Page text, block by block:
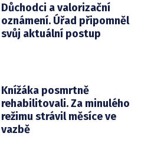
Důchodci a valorizační
oznámení. Úřad připomněl
svůj aktuální postup
Knížáka posmrtně
rehabilitovali. Za minulého
režimu strávil měsíce ve
vazbě